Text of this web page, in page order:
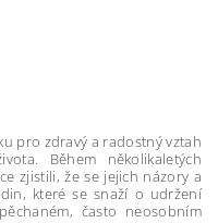
pro zdravý a radostný vztah
Během několikaletých
zjistili, že se jejich názory a
které se snaží o udržení
často neosobním